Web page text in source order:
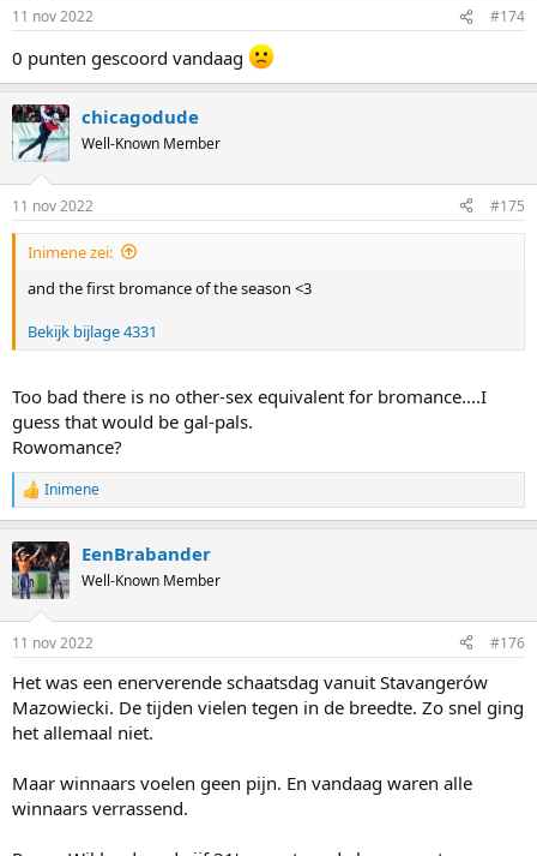
11 nov 2022 #174
0 punten gescoord vandaag
chicagodude
Well-Known Member
11 nov 2022 #175
Inimene zei:
and the first bromance of the season <3
Bekijk bijlage 4331
Too bad there is no other-sex equivalent for bromance....I
guess that would be gal-pals.
Rowomance?
R
e
c
t
i
s
Inimene
EenBrabander
Well-Known Member
11 nov 2022 #176
Het was een enerverende schaatsdag vanuit Stavangerów
Mazowiecki. De tijden vielen tegen in de breedte. Zo snel ging
het allemaal niet.
Maar winnaars voelen geen pijn. En vandaag waren alle
winnaars verrassend.